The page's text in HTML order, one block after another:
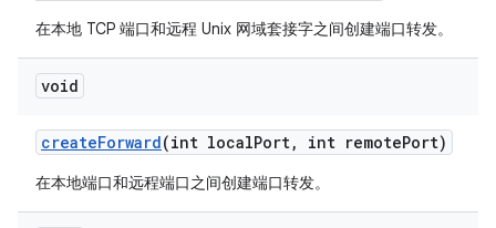
在本地 TCP 端口和远程 Unix 网域套接字之间创建端口转发。
void
createForward(int localPort, int remotePort)
在本地端口和远程端口之间创建端口转发。